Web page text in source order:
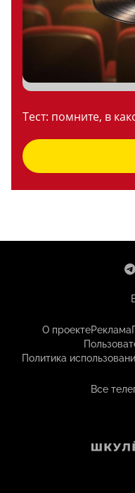
Тест: помните, в
О проектеРеклама
Политика
Все